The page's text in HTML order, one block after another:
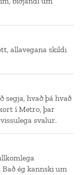
allavegana skildi
segja, hvað þá hvað
í Metro, þar
svalur.
ég kannski um